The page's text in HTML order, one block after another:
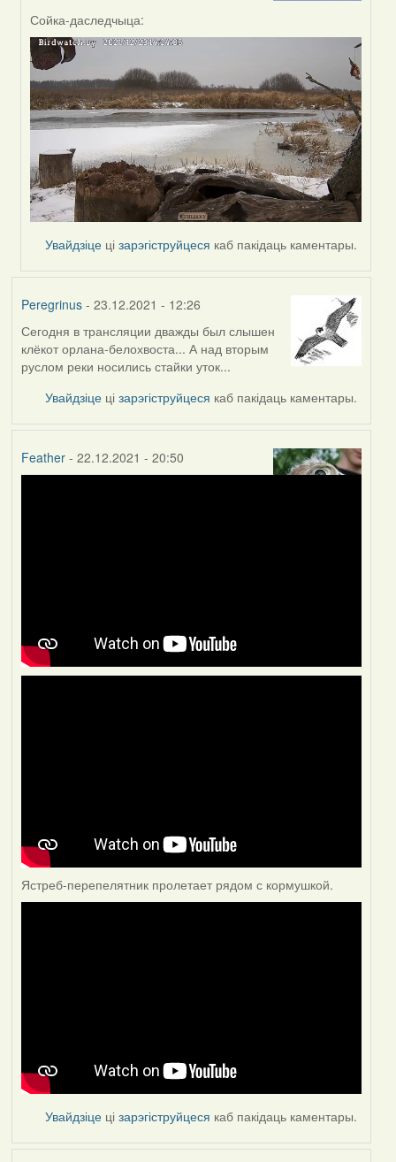
Peregrinus
Сойка-даследчыца:
Увайдзіце цізарэгіструйцеся каб пакідаць каментары.
Peregrinus- 23.12.2021 - 12:26
Сегодня в трансляции дважды был слышен
клёкот орлана-белохвоста... А над вторым
руслом реки носились стайки уток...
Увайдзіце цізарэгіструйцеся каб пакідаць каментары.
Feather- 22.12.2021 - 20:50
Ястреб-перепелятник пролетает рядом с кормушкой.
Увайдзіце цізарэгіструйцеся каб пакідаць каментары.